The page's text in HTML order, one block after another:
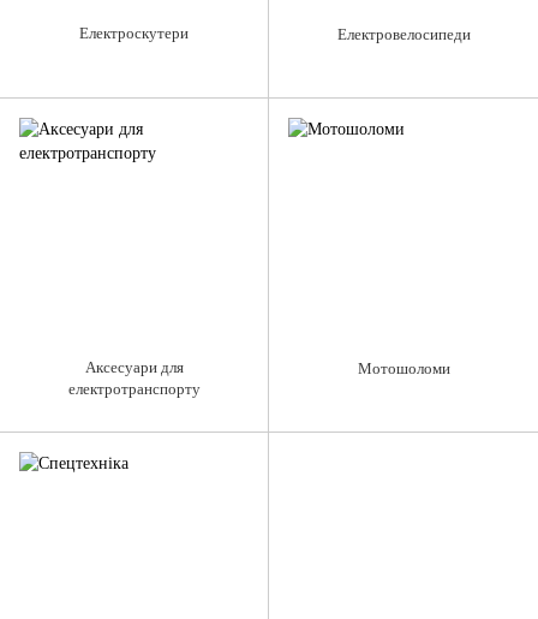
Електроскутери Електровелосипеди
Аксесуари для
електротранспорту
Мотошоломи